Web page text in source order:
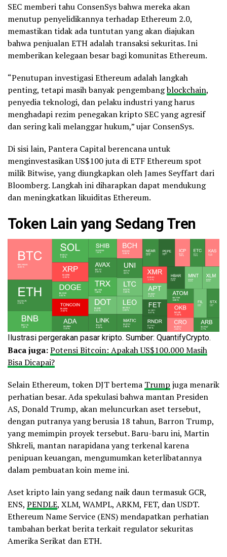
SEC memberi tahu ConsenSys bahwa mereka akan
menutup penyelidikannya terhadap Ethereum 2.0,
memastikan tidak ada tuntutan yang akan diajukan
bahwa penjualan ETH adalah transaksi sekuritas. Ini
memberikan kelegaan besar bagi komunitas Ethereum.
“Penutupan investigasi Ethereum adalah langkah
penting, tetapi masih banyak pengembangblockchain,
penyedia teknologi, dan pelaku industri yang harus
menghadapi rezim penegakan kripto SEC yang agresif
dan sering kali melanggar hukum,” ujar ConsenSys.
Di sisi lain, Pantera Capital berencana untuk
menginvestasikan US$100 juta di ETF Ethereum spot
milik Bitwise, yang diungkapkan oleh James Seyffart dari
Bloomberg. Langkah ini diharapkan dapat mendukung
dan meningkatkan likuiditas Ethereum.
Token Lain yang Sedang Tren
Ilustrasi pergerakan pasar kripto. Sumber: QuantifyCrypto.
Baca juga:Potensi Bitcoin: Apakah US$100.000 Masih
Bisa Dicapai?
Selain Ethereum, token DJT bertema Trump juga menarik
perhatian besar. Ada spekulasi bahwa mantan Presiden
AS, Donald Trump, akan meluncurkan aset tersebut,
dengan putranya yang berusia 18 tahun, Barron Trump,
yang memimpin proyek tersebut. Baru-baru ini, Martin
Shkreli, mantan narapidana yang terkenal karena
penipuan keuangan, mengumumkan keterlibatannya
dalam pembuatan koin meme ini.
Aset kripto lain yang sedang naik daun termasuk GCR,
ENS, PENDLE, XLM, WAMPL, ARKM, FET, dan USDT.
Ethereum Name Service (ENS) mendapatkan perhatian
tambahan berkat berita terkait regulator sekuritas
Amerika Serikat dan ETH.